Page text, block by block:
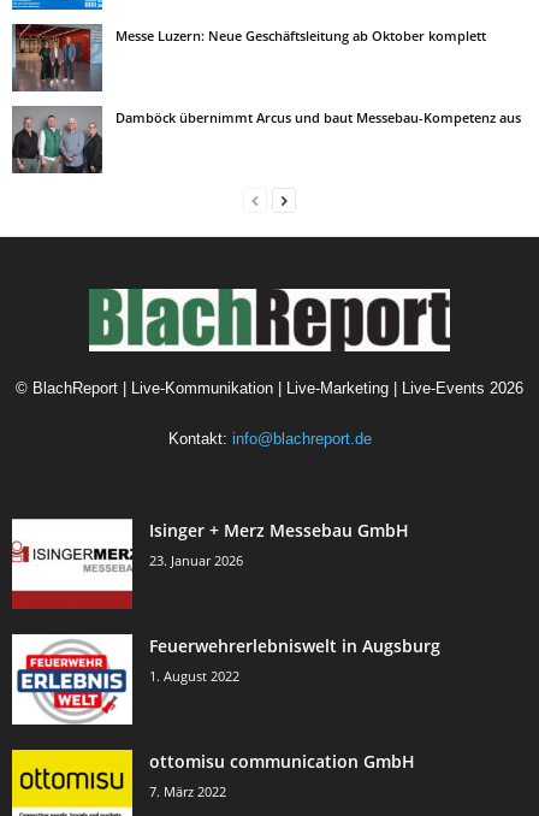
Messe Luzern: Neue Geschäftsleitung ab Oktober komplett
Damböck übernimmt Arcus und baut Messebau-Kompetenz aus
© BlachReport | Live-Kommunikation | Live-Marketing | Live-Events 2026
Kontakt: info@blachreport.de
Isinger + Merz Messebau GmbH
23. Januar 2026
Feuerwehrerlebniswelt in Augsburg
1. August 2022
ottomisu communication GmbH
7. März 2022